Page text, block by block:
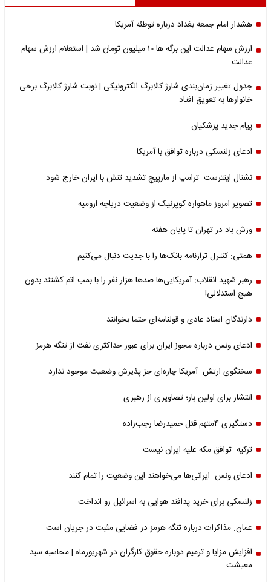
هشدار امام جمعه بغداد درباره توطئه آمریکا
ارزش سهام عدالت این برگه ها 10 میلیون تومان شد | استعلام ارزش سهام
عدالت
جدول تغییر زمان‌بندی شارژ کالابرگ الکترونیکی | نوبت شارژ کالابرگ برخی
خانوارها به تعویق افتاد
پیام جدید پزشکیان
ادعای زلنسکی درباره توافق با آمریکا
نشنال اینترست: ترامپ از مارپیچ تشدید تنش با ایران خارج شود
تصویر امروز ماهواره کوپرنیک از وضعیت دریاچه ارومیه
وزش باد در تهران تا پایان هفته
همتی: کنترل ترازنامه بانک‌ها را با جدیت دنبال می‌کنیم
رهبر شهید انقلاب: آمریکایی‌ها صدها هزار نفر را با بمب اتم کشتند بدون
هیچ استدلالی!
دارندگان اسناد عادی و قولنامه‌ای حتما بخوانند
ادعای ونس درباره مجوز ایران برای عبور حداکثری نفت از تنگه هرمز
سخنگوی ارتش: آمریکا چاره‌ای جز پذیرش وضعیت موجود ندارد
انتشار برای اولین بار؛ تصاویری از رهبری
دستگیری 4متهم قتل حمیدرضا رجب‌زاده
ترکیه: توافق مکه علیه ایران نیست
ادعای ونس: ایرانی‌ها می‌خواهند این وضعیت را تمام کنند
زلنسکی برای خرید پدافند هوایی به اسرائیل رو انداخت
عمان: مذاکرات درباره تنگه هرمز در فضایی مثبت در جریان است
افزایش مزایا و ترمیم دوباره حقوق کارگران در شهریورماه | محاسبه سبد
معیشت